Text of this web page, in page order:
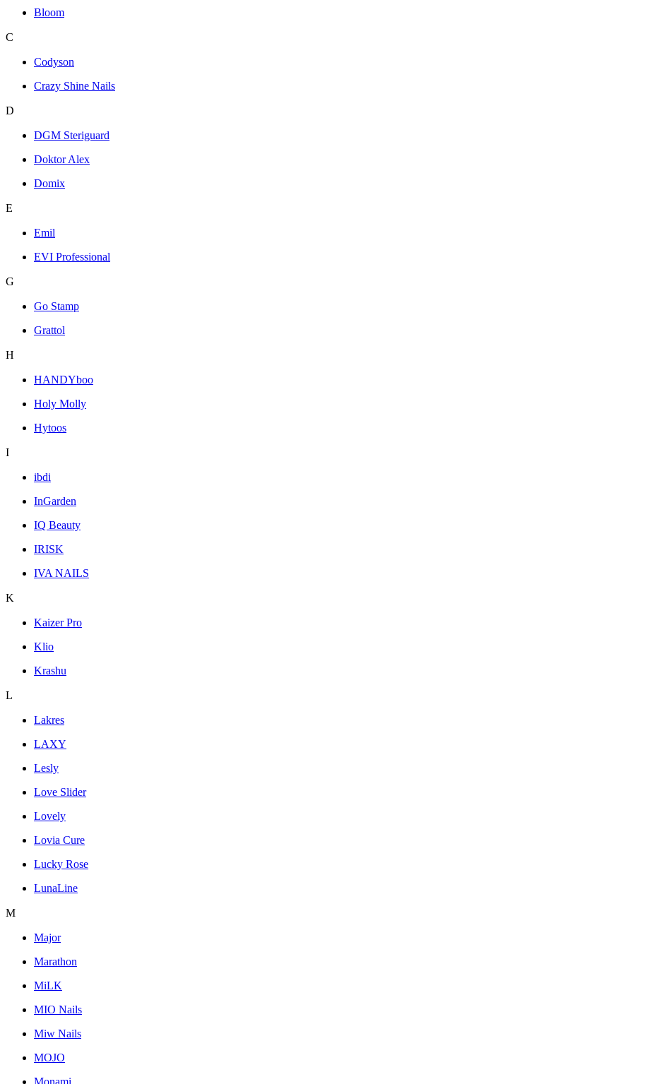
Bloom
C
Codyson
Crazy Shine Nails
D
DGM Steriguard
Doktor Alex
Domix
E
Emil
EVI Professional
G
Go Stamp
Grattol
H
HANDYboo
Holy Molly
Hytoos
I
ibdi
InGarden
IQ Beauty
IRISK
IVA NAILS
K
Kaizer Pro
Klio
Krashu
L
Lakres
LAXY
Lesly
Love Slider
Lovely
Lovia Cure
Lucky Rose
LunaLine
M
Major
Marathon
MiLK
MIO Nails
Miw Nails
MOJO
Monami